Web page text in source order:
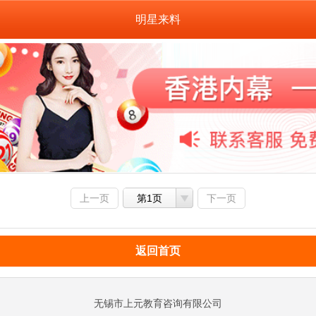
明星来料
上一页 第1页 下一页
返回首页
无锡市上元教育咨询有限公司